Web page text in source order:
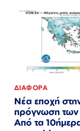
ΔΙΑΦΟΡΑ
Νέα εποχή
πρόγνωση
Από τα